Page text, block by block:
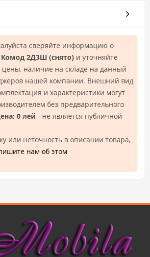
сверяйте информацию о
2Д3Ш (снято) и уточняйте
наличие на складе на данный
нашей компании. Внешний вид
и характеристики могут
без предварительного
0 лей - не является публичной
или неточность в описании товара,
нам об этом